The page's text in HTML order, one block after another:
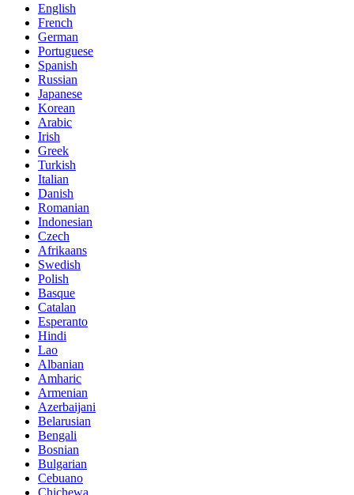
English
French
German
Portuguese
Spanish
Russian
Japanese
Korean
Arabic
Irish
Greek
Turkish
Italian
Danish
Romanian
Indonesian
Czech
Afrikaans
Swedish
Polish
Basque
Catalan
Esperanto
Hindi
Lao
Albanian
Amharic
Armenian
Azerbaijani
Belarusian
Bengali
Bosnian
Bulgarian
Cebuano
Chichewa